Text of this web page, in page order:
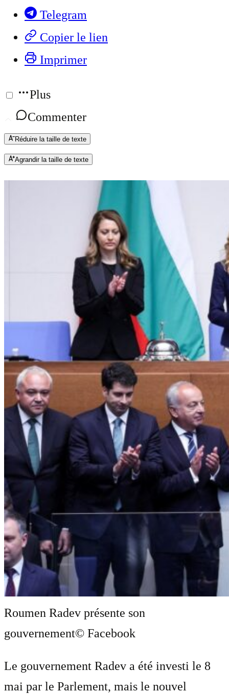
Telegram
Copier le lien
Imprimer
Plus
Commenter
Réduire la taille de texte
Agrandir la taille de texte
Roumen Radev présente son
gouvernement© Facebook
Le gouvernement Radev a été investi le 8
mai par le Parlement, mais le nouvel